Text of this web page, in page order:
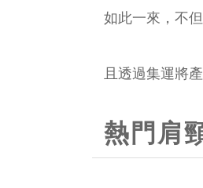
如此一來，不
且透過集運將
熱門肩